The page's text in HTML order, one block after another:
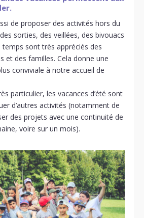
de proposer des activités hors du
sorties, des veillées, des bivouacs
temps sont très appréciés des
et des familles. Cela donne une
conviviale à notre accueil de
particulier, les vacances d’été sont
d’autres activités (notamment de
des projets avec une continuité de
voire sur un mois).